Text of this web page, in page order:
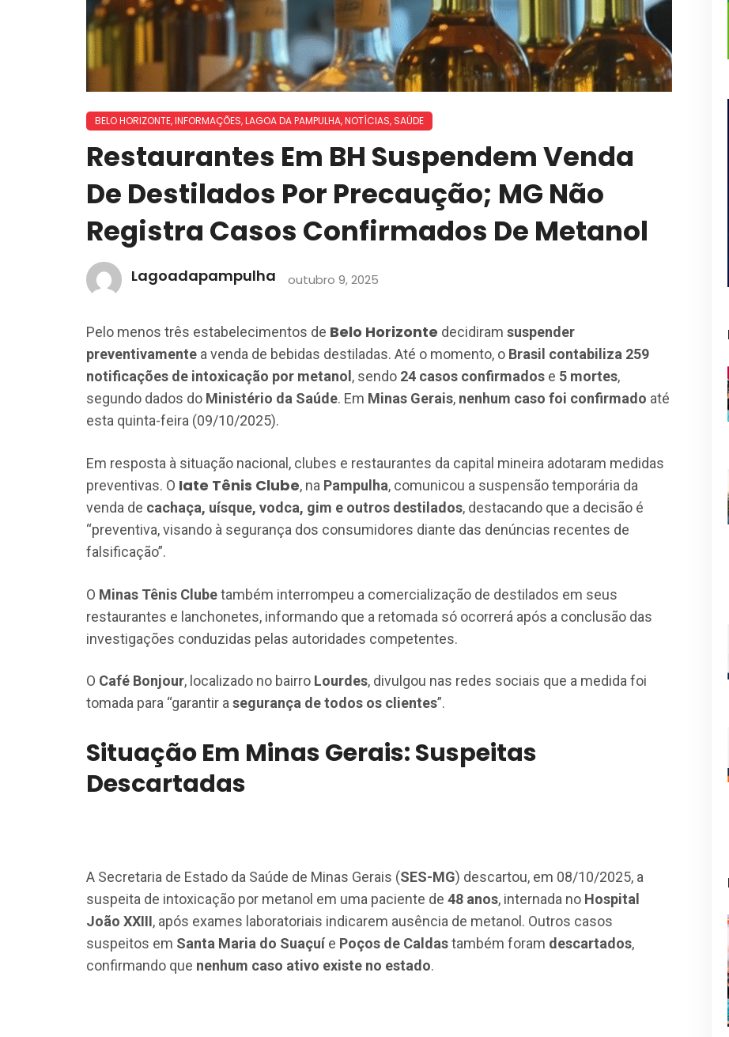
BELO HORIZONTE,INFORMAÇÕES,LAGOA DA PAMPULHA,NOTÍCIAS, SAÚDE
Restaurantes Em BH Suspendem Venda
De Destilados Por Precaução; MG Não
Registra Casos Confirmados De Metanol
Lagoadapampulha outubro 9, 2025
Pelo menos três estabelecimentos de Belo Horizonte decidiram suspender
preventivamentea venda de bebidas destiladas. Até o momento, o Brasil contabiliza 259
notificações de intoxicação por metanol , sendo 24 casos confirmadose 5 mortes,
segundo dados do Ministério da Saúde. Em Minas Gerais, nenhum caso foi confirmado até
esta quinta-feira (09/10/2025).
Em resposta à situação nacional, clubes e restaurantes da capital mineira adotaram medidas
preventivas. O Iate Tênis Clube, na Pampulha, comunicou a suspensão temporária da
venda de cachaça, uísque, vodca, gim e outros destilados, destacando que a decisão é
“preventiva, visando à segurança dos consumidores diante das denúncias recentes de
falsificação”.
O Minas Tênis Clubetambém interrompeu a comercialização de destilados em seus
restaurantes e lanchonetes, informando que a retomada só ocorrerá após a conclusão das
investigações conduzidas pelas autoridades competentes.
O Café Bonjour, localizado no bairro Lourdes, divulgou nas redes sociais que a medida foi
tomada para “garantir a segurança de todos os clientes”.
Situação Em Minas Gerais: Suspeitas
Descartadas
A Secretaria de Estado da Saúde de Minas Gerais (SES-MG) descartou, em 08/10/2025, a
suspeita de intoxicação por metanol em uma paciente de 48 anos, internada no Hospital
João XXIII, após exames laboratoriais indicarem ausência de metanol. Outros casos
suspeitos em Santa Maria do Suaçuíe Poços de Caldastambém foram descartados,
confirmando que nenhum caso ativo existe no estado.